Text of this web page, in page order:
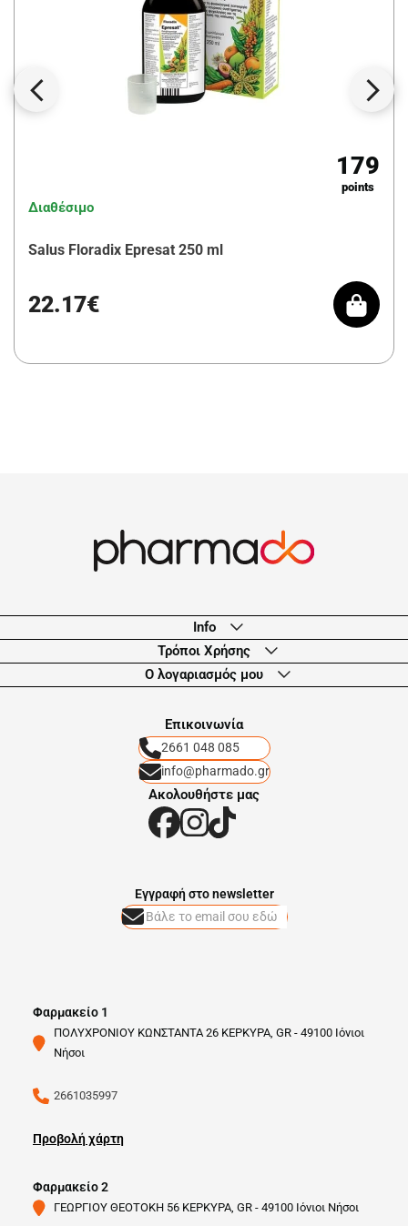
179
points
Διαθέσιμο
Salus Floradix Epresat 250 ml
22.17€
Info
Τρόποι Χρήσης
Ο λογαριασμός μου
Eπικοινωνία
2661 048 085
info@pharmado.gr
Ακολουθήστε μας
Φαρμακείο 1
ΠΟΛΥΧΡΟΝΙΟΥ ΚΩΝΣΤΑΝΤΑ 26 ΚΕΡΚΥΡΑ, GR - 49100 Ιόνιοι
Νήσοι
2661035997
Προβολή χάρτη
Φαρμακείο 2
ΓΕΩΡΓΙΟΥ ΘΕΟΤΟΚΗ 56 ΚΕΡΚΥΡΑ, GR - 49100 Ιόνιοι Νήσοι
Eγγραφή στο newsletter